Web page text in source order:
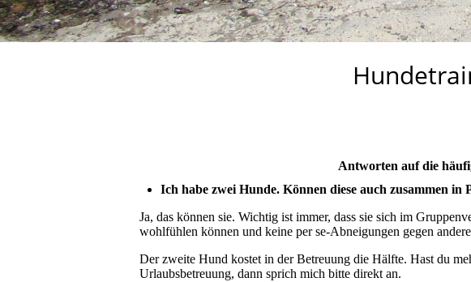
Antworten auf die
Ich habe zwei Hunde. Können diese auch zusammen in
Ja, das können sie. Wichtig ist immer, dass sie sich im
wohlfühlen können und keine per se-Abneigungen gegen
Der zweite Hund kostet in der Betreuung die Hälfte. Hast du
Urlaubsbetreuung, dann sprich mich bitte direkt an.